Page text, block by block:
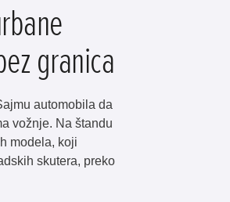
granica
automobila da
vožnje. Na štandu
modela, koji
skutera, preko